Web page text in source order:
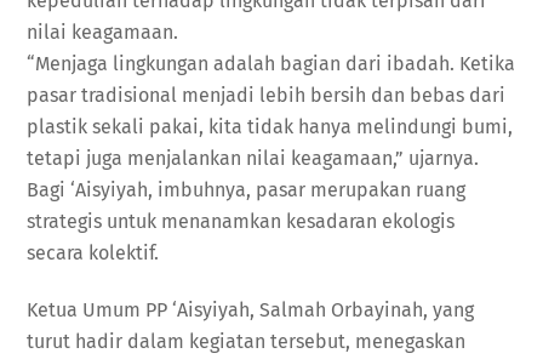
nilai keagamaan.
“Menjaga lingkungan adalah bagian dari ibadah. Ketika
pasar tradisional menjadi lebih bersih dan bebas dari
plastik sekali pakai, kita tidak hanya melindungi bumi,
tetapi juga menjalankan nilai keagamaan,” ujarnya.
Bagi ‘Aisyiyah, imbuhnya, pasar merupakan ruang
strategis untuk menanamkan kesadaran ekologis
secara kolektif.
Ketua Umum PP ‘Aisyiyah, Salmah Orbayinah, yang
turut hadir dalam kegiatan tersebut, menegaskan